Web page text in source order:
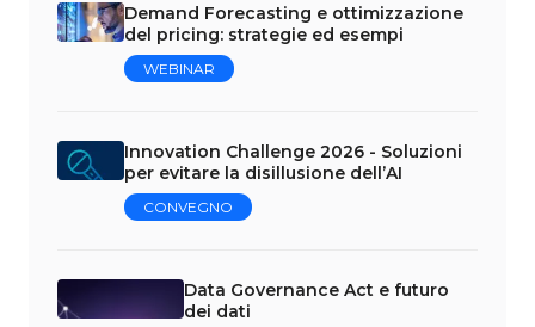
Demand Forecasting e ottimizzazione
del pricing: strategie ed esempi
WEBINAR
Innovation Challenge 2026 - Soluzioni
per evitare la disillusione dell’AI
CONVEGNO
Data Governance Act e futuro
dei dati